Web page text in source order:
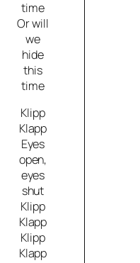
time
Or will
we
hide
this
time
Klipp
Klapp
Eyes
open,
eyes
shut
Klipp
Klapp
Klipp
Klapp